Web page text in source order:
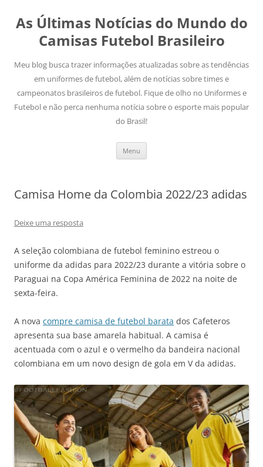
As Últimas Notícias do Mundo do
Camisas Futebol Brasileiro
Meu blog busca trazer informações atualizadas sobre as tendências
em uniformes de futebol, além de notícias sobre times e
campeonatos brasileiros de futebol. Fique de olho no Uniformes e
Futebol e não perca nenhuma notícia sobre o esporte mais popular
do Brasil!
Menu
Camisa Home da Colombia 2022/23 adidas
Deixe uma resposta
A seleção colombiana de futebol feminino estreou o
uniforme da adidas para 2022/23 durante a vitória sobre o
Paraguai na Copa América Feminina de 2022 na noite de
sexta-feira.
A nova compre camisa de futebol barata dos Cafeteros
apresenta sua base amarela habitual. A camisa é
acentuada com o azul e o vermelho da bandeira nacional
colombiana em um novo design de gola em V da adidas.